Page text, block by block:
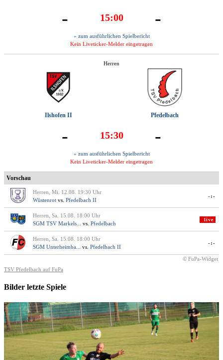
- 15:00 -
» zum ausführlichen Spielbericht
Kein Liveticker-Melder eingetragen
Herren
Ilshofen II Pfedelbach
- 15:30 -
» zum ausführlichen Spielbericht
Kein Liveticker-Melder eingetragen
Vorschau
Herren, Mi. 12.08. 19:30 Uhr
Wüstenrot vs. Pfedelbach II
-:-
Herren, Sa. 15.08. 18:00 Uhr
SGM TSV Markels...
vs. Pfedelbach
live
Herren, Sa. 15.08. 18:00 Uhr
SGM Unterheimba...
vs. Pfedelbach II
-:-
© FuPa-Widget
TSV Pfedelbach auf FuPa
Bilder letzte Spiele